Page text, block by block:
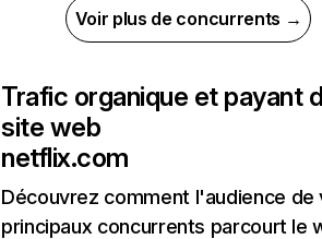
Voir plus de concurrents →
Trafic organique et payant
site web
netflix.com
Découvrez comment l'audience de
principaux concurrents parcourt le